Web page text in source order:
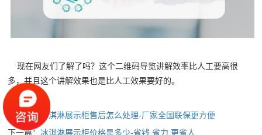
现在网友们了解了吗？这个二维码导览讲解效率比人工要高很
多，并且这个讲解效果也是比人工效果要好的。
上一篇：
冰淇淋展示柜售后怎么处理-厂家全国联保更方便
下一篇：冰淇淋展示柜价格是多少-省钱 省力 更省人